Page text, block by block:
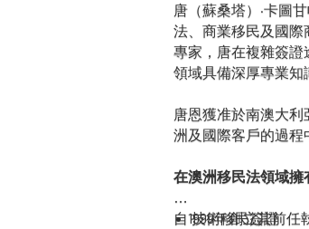
唐（蘇桑塔）·卡圖
法、商業移民及國
專家，唐在複雜簽
領域具備深厚專業知
唐恩獲准於南澳大
洲及國際客戶的過程
在澳洲移民法領域擁
自1999年創立其前
技術移民簽證